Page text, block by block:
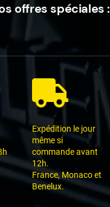
offres spéciales :
Expédition le jour
même si
commande avant
12h.
France, Monaco et
Benelux.